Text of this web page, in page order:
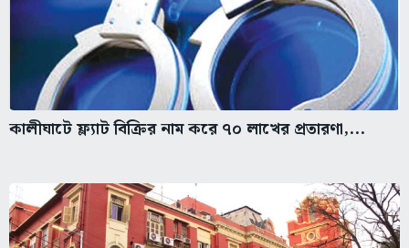
কালীঘাটে ফ্ল্যাট বিক্রির নাম করে ৭০ লাখের প্রতারণা,...